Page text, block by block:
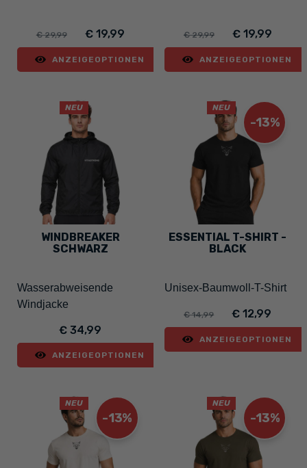
€ 29,99 € 19,99
ANZEIGEOPTIONEN
€ 29,99 € 19,99
ANZEIGEOPTIONEN
NEU
WINDBREAKER
SCHWARZ
Wasserabweisende
Windjacke
€ 34,99
ANZEIGEOPTIONEN
-13%
NEU
ESSENTIAL T-SHIRT -
BLACK
Unisex-Baumwoll-T-Shirt
€ 14,99 € 12,99
ANZEIGEOPTIONEN
-13%
NEU
-13%
NEU